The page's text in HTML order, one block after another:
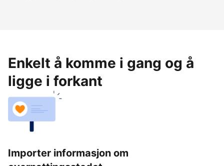
Enkelt å komme i gang og å
ligge i forkant
Importer informasjon om